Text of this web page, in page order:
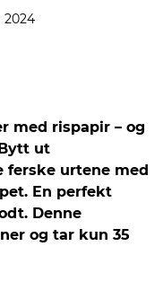
2024
med rispapir – og
ut
ferske urtene med
En perfekt
Denne
og tar kun 35